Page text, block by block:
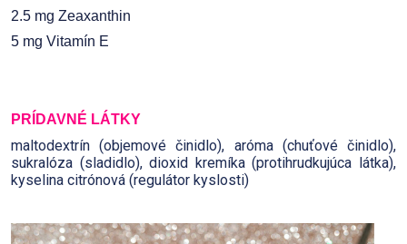
2.5 mg Zeaxanthin
5 mg Vitamín E
PRÍDAVNÉ LÁTKY
maltodextrín (objemové činidlo), aróma (chuťové činidlo),
sukralóza (sladidlo), dioxid kremíka (protihrudkujúca látka),
kyselina citrónová (regulátor kyslosti)